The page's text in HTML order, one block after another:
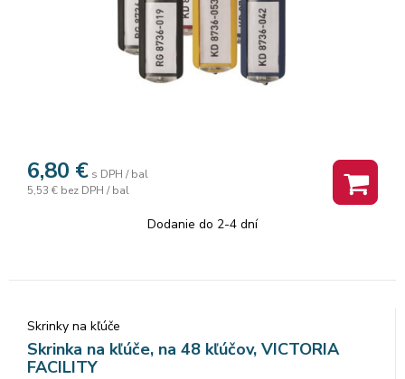
6,80 € s DPH / bal
5,53 € bez DPH / bal
Dodanie do 2-4 dní
Skrinky na kľúče
Skrinka na kľúče, na 48 kľúčov, VICTORIA
FACILITY